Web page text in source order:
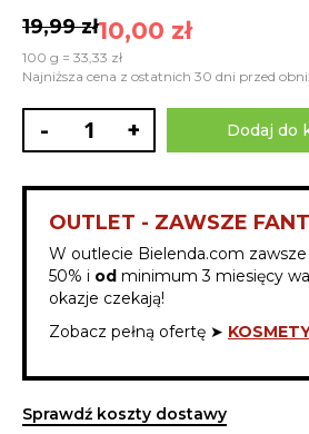
10,00 zł
19,99 zł
100 g = 33,33 zł
Najniższa cena z ostatnich 30 dni przed
- + Dodaj do
OUTLET - ZAWSZE
W outlecie Bielenda.com
50% i od minimum 3 miesięcy
okazje czekają!
Zobacz pełną ofertę ➤
Sprawdź koszty dostawy